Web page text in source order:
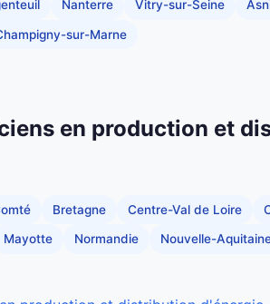
Nanterre Vitry-sur-Seine
sur-Marne
en production et
Bretagne Centre-Val de Loire
Mayotte Normandie Nouvelle-